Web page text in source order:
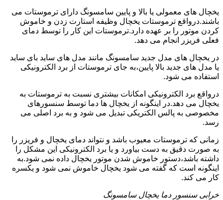
یخچال های معمولی یا بالا و پایین سامسونگ دارای ترموستات می
باشند.درواقع ترموستات یخچال وظیفه استارت زدن و خاموش
کردن موتور را بر عهده دارد.ترموستات این کار را توسط دمای
فعلی فریزر انجام می دهد.
در یخچال های مدل جدید سامسونگ مانند مدل های ساید بای ساید
یا مدل های جدید بالا پایین،به جای ترموستات از برد الکترونیکی
استفاده می شود.
درواقع برد الکترونیکی امکانات بیشتری نسبت به ترموستات به
یخچال می دهد.در اینگونه از یخچال ها دما توسط سنسورهای
مخصوصی به پالس الکتریکی تبدیل می شود و به برد اصلی می
رسد.
زمانی که ترموستات معیوب باشد و نتواند دمای یخچال و فریزر را
به صورت دقیق به دست بیاورد و یا برد الکترونیکی این مشکل را
داشته باشد،دستور خاموش شدن موتور یخچال داده نمی شود.به
اینگونه است که گفته می شود یخچال خاموش نمی شود و یکسره
کار می کند.
خرابی سنسور دما یخچال سامسونگ